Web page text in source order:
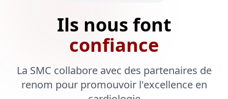
Ils nous font
confiance
La SMC collabore avec des partenaires de
renom pour promouvoir l'excellence en